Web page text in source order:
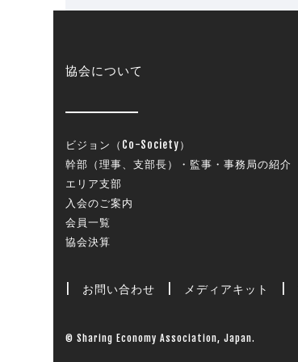
協会について
ビジョン（Co-Society）
幹部（理事、支部長）・監事・事務局の紹介
エリア支部
入会のご案内
会員一覧
協会決算
お問い合わせ メディアキット
© Sharing Economy Association, Japan.